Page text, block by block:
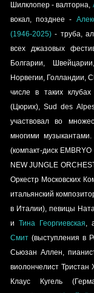
Шилклопер- валторна,
вокал, позднее -
(1946-2025)- труба, альт-хорн). Ансамбль ТРИ"О" выступал почти на
всех джазовых фестивалях в СССР. ТРИ"О"
Болгарии, Швейцарии, Германии, Австрии, Италии, Финляндии,
Норвегии, Голландии, США, Узбекистане, на Украине, во Франции, в том
числе в таких клубах как
(Цюрих), Sud des Alpes
участвовал во
NEW JUNGLE
Оркестр Московских
итальянский
в Италии), певицы
и Тина Георгиевская,
Смит
Сьюзан Аллен,
виолончелист Тристан
Клаус Кугель